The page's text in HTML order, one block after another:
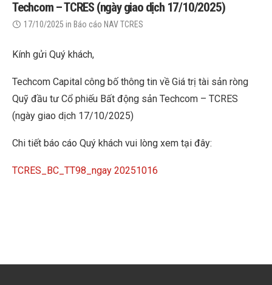
Techcom – TCRES (ngày giao dịch 17/10/2025)
17/10/2025 in Báo cáo NAV TCRES
Kính gửi Quý khách,
Techcom Capital công bố thông tin về Giá trị tài sản ròng
Quỹ đầu tư Cổ phiếu Bất động sản Techcom – TCRES
(ngày giao dịch 17/10/2025)
Chi tiết báo cáo Quý khách vui lòng xem tại đây:
TCRES_BC_TT98_ngay 20251016